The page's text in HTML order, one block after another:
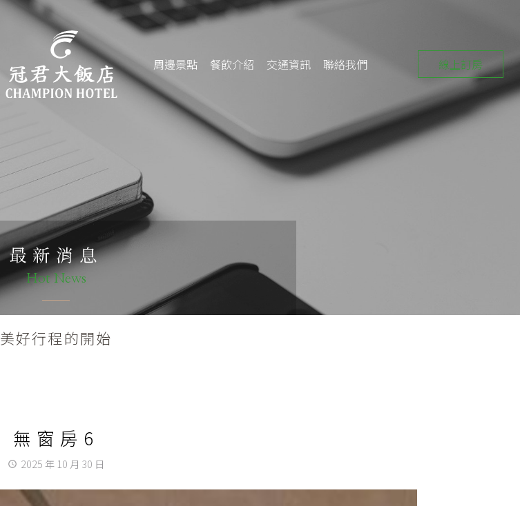
周邊景點 餐飲介紹 交通資訊 聯絡我們 線上訂房
最新消息
Hot News
美好行程的開始
無窗房6
access_time 2025 年 10 月 30 日